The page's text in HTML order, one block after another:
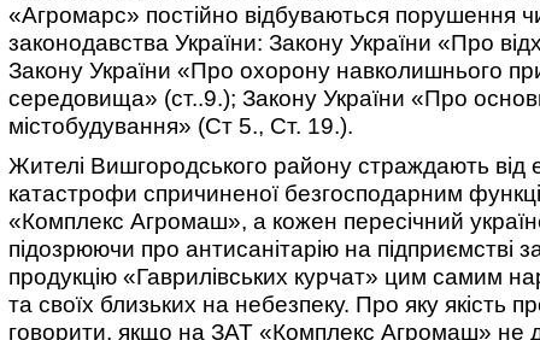
«Агромарс» постійно відбуваються порушення
законодавства України: Закону України «Про
Закону України «Про охорону навколишнього
середовища» (ст..9.); Закону України «Про
містобудування» (Ст 5., Ст. 19.).
Жителі Вишгородського району страждають від
катастрофи спричиненої безгосподарним
«Комплекс Агромаш», а кожен пересічний
підозрюючи про антисанітарію на підприємстві
продукцію «Гаврилівських курчат» цим самим
та своїх близьких на небезпеку. Про яку якість
говорити, якщо на ЗАТ «Комплекс Агромаш» не